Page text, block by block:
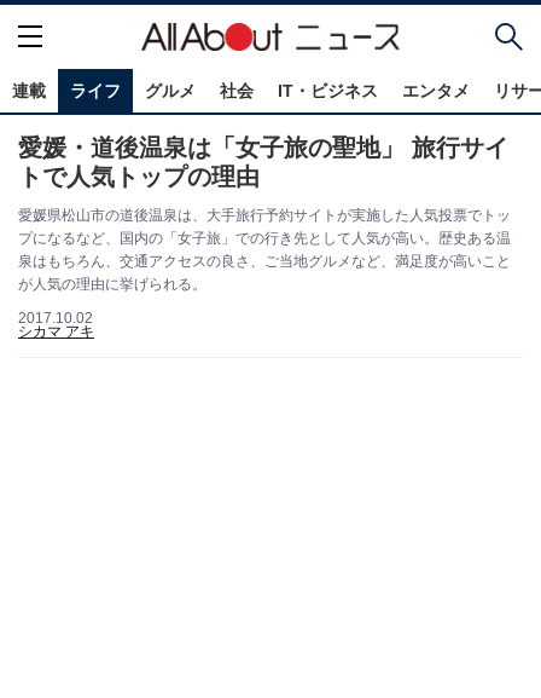
連載 ライフ グルメ 社会 IT・ビジネス エンタメ リサ
愛媛・道後温泉は「女子旅の聖地」 旅行サイ
トで人気トップの理由
愛媛県松山市の道後温泉は、大手旅行予約サイトが実施した人気投票でトッ
プになるなど、国内の「女子旅」での行き先として人気が高い。歴史ある温
泉はもちろん、交通アクセスの良さ、ご当地グルメなど、満足度が高いこと
が人気の理由に挙げられる。
2017.10.02
シカマ アキ